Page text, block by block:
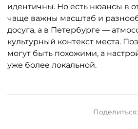
идентичны. Но есть нюансы в
чаще важны масштаб и
досуга, а в Петербурге —
культурный контекст места.
могут быть похожими, а
уже более локальной.
Поделиться: